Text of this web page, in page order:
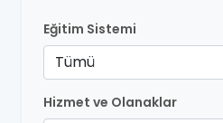
Eğitim Sistemi
Tümü
Hizmet ve Olanaklar